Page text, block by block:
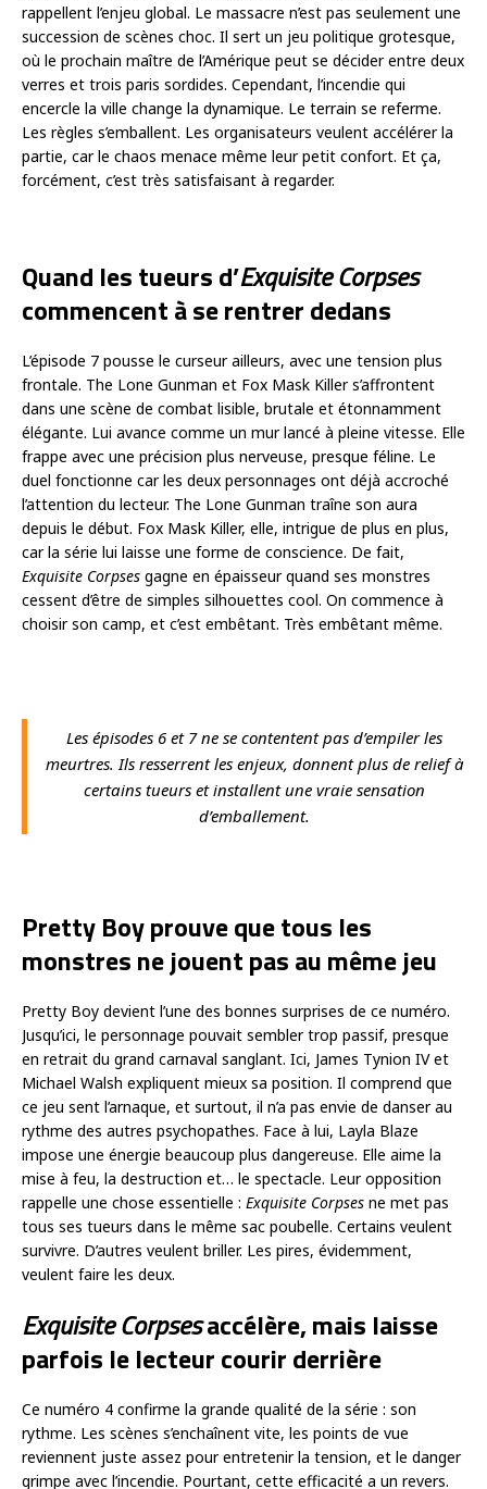
rappellent l’enjeu global. Le massacre n’est pas seulement une
succession de scènes choc. Il sert un jeu politique grotesque,
où le prochain maître de l’Amérique peut se décider entre deux
verres et trois paris sordides. Cependant, l’incendie qui
encercle la ville change la dynamique. Le terrain se referme.
Les règles s’emballent. Les organisateurs veulent accélérer la
partie, car le chaos menace même leur petit confort. Et ça,
forcément, c’est très satisfaisant à regarder.
Quand les tueurs d’Exquisite Corpses
commencent à se rentrer dedans
L’épisode 7 pousse le curseur ailleurs, avec une tension plus
frontale. The Lone Gunman et Fox Mask Killer s’affrontent
dans une scène de combat lisible, brutale et étonnamment
élégante. Lui avance comme un mur lancé à pleine vitesse. Elle
frappe avec une précision plus nerveuse, presque féline. Le
duel fonctionne car les deux personnages ont déjà accroché
l’attention du lecteur. The Lone Gunman traîne son aura
depuis le début. Fox Mask Killer, elle, intrigue de plus en plus,
car la série lui laisse une forme de conscience. De fait,
Exquisite Corpses gagne en épaisseur quand ses monstres
cessent d’être de simples silhouettes cool. On commence à
choisir son camp, et c’est embêtant. Très embêtant même.
Les épisodes 6 et 7 ne se contentent pas d’empiler les
meurtres. Ils resserrent les enjeux, donnent plus de relief à
certains tueurs et installent une vraie sensation
d’emballement.
Pretty Boy prouve que tous les
monstres ne jouent pas au même jeu
Pretty Boy devient l’une des bonnes surprises de ce numéro.
Jusqu’ici, le personnage pouvait sembler trop passif, presque
en retrait du grand carnaval sanglant. Ici, James Tynion IV et
Michael Walsh expliquent mieux sa position. Il comprend que
ce jeu sent l’arnaque, et surtout, il n’a pas envie de danser au
rythme des autres psychopathes. Face à lui, Layla Blaze
impose une énergie beaucoup plus dangereuse. Elle aime la
mise à feu, la destruction et… le spectacle. Leur opposition
rappelle une chose essentielle : Exquisite Corpses ne met pas
tous ses tueurs dans le même sac poubelle. Certains veulent
survivre. D’autres veulent briller. Les pires, évidemment,
veulent faire les deux.
Exquisite Corpsesaccélère, mais laisse
parfois le lecteur courir derrière
Ce numéro 4 confirme la grande qualité de la série : son
rythme. Les scènes s’enchaînent vite, les points de vue
reviennent juste assez pour entretenir la tension, et le danger
grimpe avec l’incendie. Pourtant, cette efficacité a un revers.